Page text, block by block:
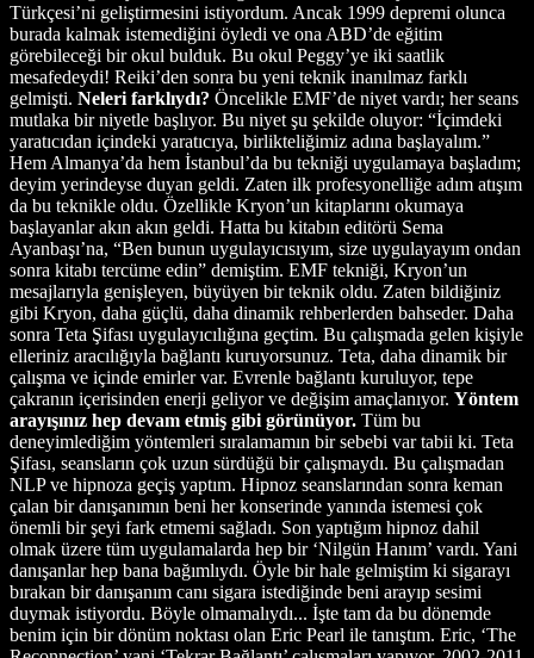
Türkçesi’ni geliştirmesini istiyordum. Ancak 1999 depremi olunca
burada kalmak istemediğini öyledi ve ona ABD’de eğitim
görebileceği bir okul bulduk. Bu okul Peggy’ye iki saatlik
mesafedeydi! Reiki’den sonra bu yeni teknik inanılmaz farklı
gelmişti. Neleri farklıydı? Öncelikle EMF’de niyet vardı; her seans
mutlaka bir niyetle başlıyor. Bu niyet şu şekilde oluyor: “İçimdeki
yaratıcıdan içindeki yaratıcıya, birlikteliğimiz adına başlayalım.”
Hem Almanya’da hem İstanbul’da bu tekniği uygulamaya başladım;
deyim yerindeyse duyan geldi. Zaten ilk profesyonelliğe adım atışım
da bu teknikle oldu. Özellikle Kryon’un kitaplarını okumaya
başlayanlar akın akın geldi. Hatta bu kitabın editörü Sema
Ayanbaşı’na, “Ben bunun uygulayıcısıyım, size uygulayayım ondan
sonra kitabı tercüme edin” demiştim. EMF tekniği, Kryon’un
mesajlarıyla genişleyen, büyüyen bir teknik oldu. Zaten bildiğiniz
gibi Kryon, daha güçlü, daha dinamik rehberlerden bahseder. Daha
sonra Teta Şifası uygulayıcılığına geçtim. Bu çalışmada gelen kişiyle
elleriniz aracılığıyla bağlantı kuruyorsunuz. Teta, daha dinamik bir
çalışma ve içinde emirler var. Evrenle bağlantı kuruluyor, tepe
çakranın içerisinden enerji geliyor ve değişim amaçlanıyor. Yöntem
arayışınız hep devam etmiş gibi görünüyor. Tüm bu
deneyimlediğim yöntemleri sıralamamın bir sebebi var tabii ki. Teta
Şifası, seansların çok uzun sürdüğü bir çalışmaydı. Bu çalışmadan
NLP ve hipnoza geçiş yaptım. Hipnoz seanslarından sonra keman
çalan bir danışanımın beni her konserinde yanında istemesi çok
önemli bir şeyi fark etmemi sağladı. Son yaptığım hipnoz dahil
olmak üzere tüm uygulamalarda hep bir ‘Nilgün Hanım’ vardı. Yani
danışanlar hep bana bağımlıydı. Öyle bir hale gelmiştim ki sigarayı
bırakan bir danışanım canı sigara istediğinde beni arayıp sesimi
duymak istiyordu. Böyle olmamalıydı... İşte tam da bu dönemde
benim için bir dönüm noktası olan Eric Pearl ile tanıştım. Eric, ‘The